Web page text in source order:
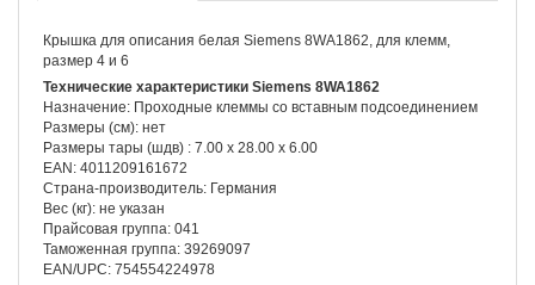
Крышка для описания белая Siemens 8WA1862, для клемм,
размер 4 и 6
Технические характеристики Siemens 8WA1862
Назначение: Проходные клеммы со вставным подсоединением
Размеры (см): нет
Размеры тары (шдв) : 7.00 x 28.00 x 6.00
EAN: 4011209161672
Страна-производитель: Германия
Вес (кг): не указан
Прайсовая группа: 041
Таможенная группа: 39269097
EAN/UPC: 754554224978